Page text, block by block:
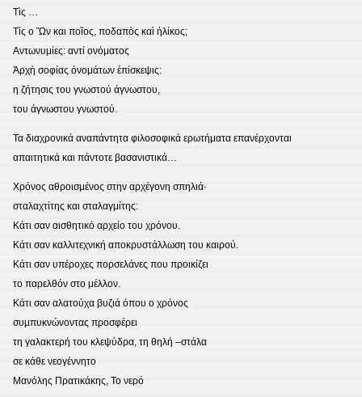
Τὶς …
Τίς ο Ὢν και ποῖος, ποδαπὸς καὶ ἡλίκος;
Αντωνυμίες: αντί ονόματος
Ἀρχὴ σοφίας ὀνομάτων ἐπίσκεψις:
η ζήτησις του γνωστού άγνωστου,
του άγνωστου γνωστού.
Τα διαχρονικά αναπάντητα φιλοσοφικά ερωτήματα επανέρχονται
απαιτητικά και πάντοτε βασανιστικά…
Χρόνος αθροισμένος στην αρχέγονη σπηλιά∙
σταλαχτίτης και σταλαγμίτης:
Κάτι σαν αισθητικό αρχείο του χρόνου.
Κάτι σαν καλλιτεχνική αποκρυστάλλωση του καιρού.
Κάτι σαν υπέροχες πορσελάνες που προικίζει
το παρελθόν στο μέλλον.
Κάτι σαν αλατούχα βυζιά όπου ο χρόνος
συμπυκνώνοντας προσφέρει
τη γαλακτερή του κλεψύδρα, τη θηλή –στάλα
σε κάθε νεογέννητο
Μανόλης Πρατικάκης, Το νερό